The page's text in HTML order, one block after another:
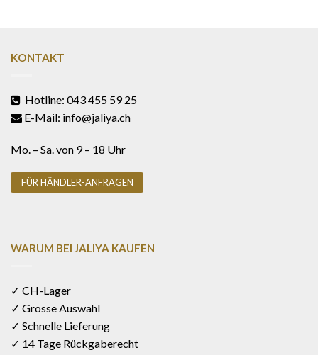
KONTAKT
Hotline: 043 455 59 25
E-Mail: info@jaliya.ch
Mo. – Sa. von 9 – 18 Uhr
FÜR HÄNDLER-ANFRAGEN
WARUM BEI JALIYA KAUFEN
✓ CH-Lager
✓ Grosse Auswahl
✓ Schnelle Lieferung
✓ 14 Tage Rückgaberecht